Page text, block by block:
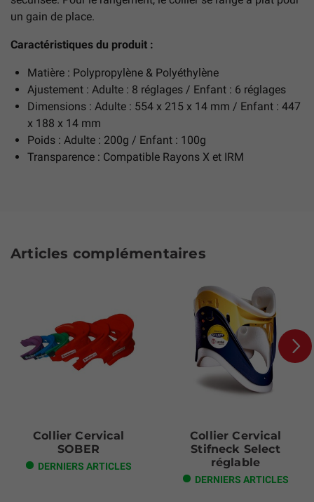
un gain de place.
Caractéristiques du produit :
Matière : Polypropylène & Polyéthylène
Ajustement : Adulte : 8 réglages / Enfant : 6 réglages
Dimensions : Adulte : 554 x 215 x 14 mm / Enfant : 447
x 188 x 14 mm
Poids : Adulte : 200g / Enfant : 100g
Transparence : Compatible Rayons X et IRM
Articles complémentaires
Collier Cervical
SOBER
DERNIERS ARTICLES
Collier Cervical
Stifneck Select
réglable
DERNIERS ARTICLES